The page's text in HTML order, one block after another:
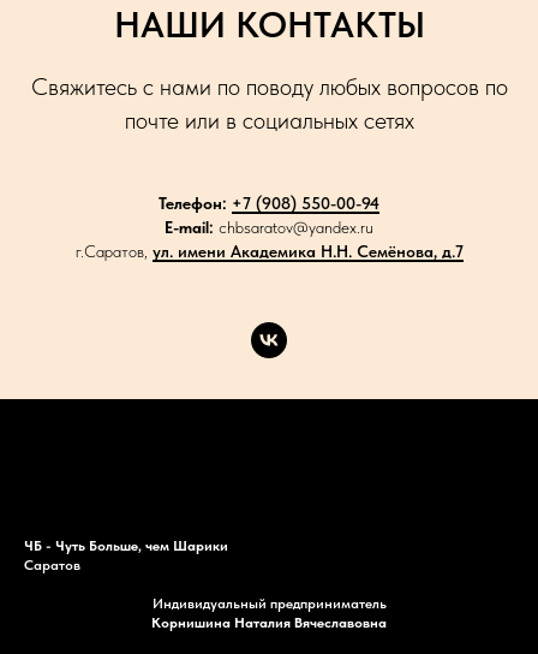
НАШИ КОНТАКТЫ
Свяжитесь с нами по поводу любых вопросов по
почте или в социальных сетях
Телефон: +7 (908) 550-00-94
E-mail: chbsaratov@yandex.ru
г.Саратов, ул. имени Академика Н.Н. Семёнова, д.7
ЧБ - Чуть Больше, чем Шарики
Саратов
Индивидуальный предприниматель
Корнишина Наталия Вячеславовна